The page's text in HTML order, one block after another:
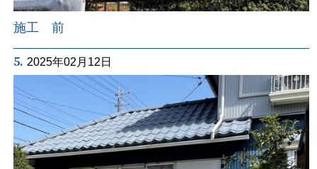
施工 前
5. 2025年02月12日